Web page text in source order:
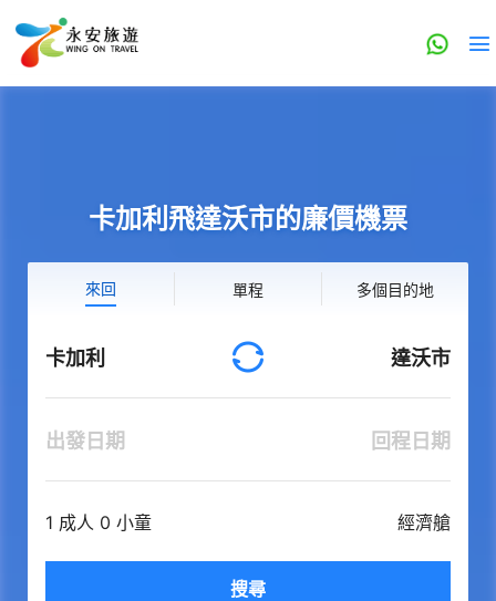
卡加利飛達沃市的廉價機票
來回 單程 多個目的地
卡加利 達沃市
出發日期 回程日期
1 成人 0 小童 經濟艙
搜尋